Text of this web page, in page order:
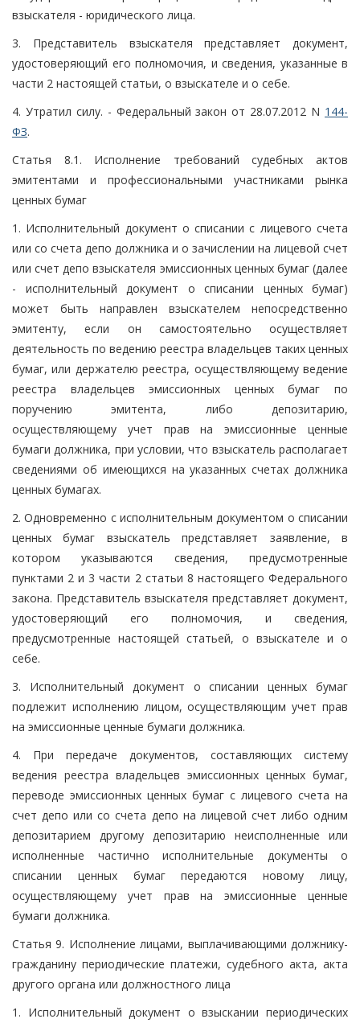
взыскателя - юридического лица.
3. Представитель взыскателя представляет документ,
удостоверяющий его полномочия, и сведения, указанные в
части 2 настоящей статьи, о взыскателе и о себе.
4. Утратил силу. - Федеральный закон от 28.07.2012 N 144-
ФЗ.
Статья 8.1. Исполнение требований судебных актов
эмитентами и профессиональными участниками рынка
ценных бумаг
1. Исполнительный документ о списании с лицевого счета
или со счета депо должника и о зачислении на лицевой счет
или счет депо взыскателя эмиссионных ценных бумаг (далее
- исполнительный документ о списании ценных бумаг)
может быть направлен взыскателем непосредственно
эмитенту, если он самостоятельно осуществляет
деятельность по ведению реестра владельцев таких ценных
бумаг, или держателю реестра, осуществляющему ведение
реестра владельцев эмиссионных ценных бумаг по
поручению эмитента, либо депозитарию,
осуществляющему учет прав на эмиссионные ценные
бумаги должника, при условии, что взыскатель располагает
сведениями об имеющихся на указанных счетах должника
ценных бумагах.
2. Одновременно с исполнительным документом о списании
ценных бумаг взыскатель представляет заявление, в
котором указываются сведения, предусмотренные
пунктами 2 и 3 части 2 статьи 8 настоящего Федерального
закона. Представитель взыскателя представляет документ,
удостоверяющий его полномочия, и сведения,
предусмотренные настоящей статьей, о взыскателе и о
себе.
3. Исполнительный документ о списании ценных бумаг
подлежит исполнению лицом, осуществляющим учет прав
на эмиссионные ценные бумаги должника.
4. При передаче документов, составляющих систему
ведения реестра владельцев эмиссионных ценных бумаг,
переводе эмиссионных ценных бумаг с лицевого счета на
счет депо или со счета депо на лицевой счет либо одним
депозитарием другому депозитарию неисполненные или
исполненные частично исполнительные документы о
списании ценных бумаг передаются новому лицу,
осуществляющему учет прав на эмиссионные ценные
бумаги должника.
Статья 9. Исполнение лицами, выплачивающими должнику-
гражданину периодические платежи, судебного акта, акта
другого органа или должностного лица
1. Исполнительный документ о взыскании периодических